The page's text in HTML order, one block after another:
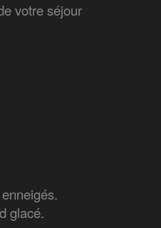
votre séjour
glacé.